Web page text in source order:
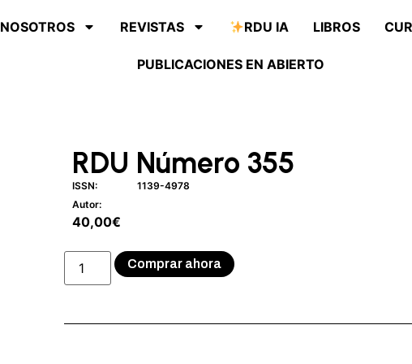
NOSOTROS REVISTAS RDU IA LIBROS
PUBLICACIONES EN ABIERTO
RDU Número 355
ISSN:
1139-4978
Autor:
40,00€
Comprar ahora